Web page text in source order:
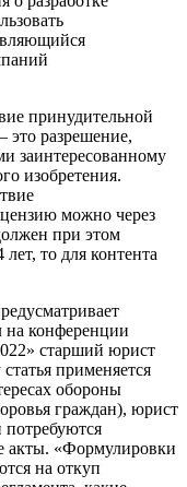
принудительной
это разрешение,
заинтересованному
изобретения.
можно через
при этом
то для контента
на конференции
старший юрист
применяется
обороны
граждан), юрист
акты. «Формулировки
на откуп